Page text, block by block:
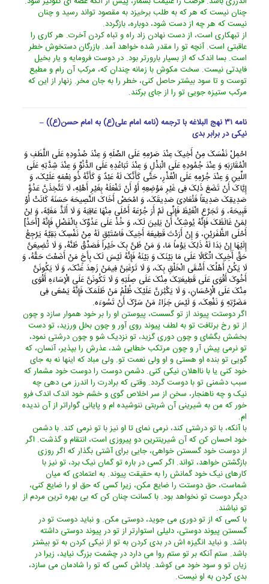
چنان نیست که هر که به طلب برخیزد به مقصود تواند رسید و چنان
نیست که هر چه از دست شود، دوباره، بازگردد.
از تبهکارى است، از دست نهادن زاد راه و تباه کردن آخرت. هر کارى را
عاقبتى است. آنچه تو را مقدر شده خواهد آمد. بازرگان دستخوش خطر
است. بسا اندک که از بسیار بارورتر بود. در دوست فرومایه و یار بخیل
فایدتى نیست. سخت مکوش با زمانه چندان که، مرکب آن رام و مطیع
توست و تا سود بیشتر حاصل کنى، خطر را به جان مخر. زنهار از این که
مرکب ستیزه جویى تو را از جاى برکند.
نامه ۳۱ نهج البلاغه با ترجمه (نامه امام علی(ع) به امام حسن(ع)) –
نیکی در برابر بدی
احْمِلْ نَفْسَکَ مِنْ أَخِیکَ عِنْدَ صَرْمِهِ عَلَى الصِّلَهِ وَ عِنْدَ صُدُودِهِ عَلَى اللَّطَفِ وَ
الْمُقَارَبَهِ وَ عِنْدَ جُمُودِهِ عَلَى الْبَذْلِ وَ عِنْدَ تَبَاعُدِهِ عَلَى الدُّنُوِّ وَ عِنْدَ شِدَّتِهِ عَلَى
اللِّینِ وَ عِنْدَ جُرْمِهِ عَلَى الْعُذْرِ، حَتَّى کَأَنَّکَ لَهُ عَبْدٌ وَ کَأَنَّهُ ذُو نِعْمَهٍ عَلَیْکَ، وَ
إِیَّاکَ أَنْ تَضَعَ ذَلِکَ فِی غَیْرِ مَوْضِعِهِ أَوْ أَنْ تَفْعَلَهُ بِغَیْرِ أَهْلِهِ، لَا تَتَّخِذَنَّ عَدُوَّ
صَدِیقِکَ صَدِیقاً فَتُعَادِیَ صَدِیقَکَ، وَ امْحَضْ أَخَاکَ النَّصِیحَهَ حَسَنَهً کَانَتْ أَوْ
قَبِیحَهً، وَ تَجَرَّعِ الْغَیْظَ فَإِنِّی لَمْ أَرَ جُرْعَهً أَحْلَى مِنْهَا عَاقِبَهً وَ لَا أَلَذَّ مَغَبَّهً، وَ لِنْ
لِمَنْ غَالَظَکَ فَإِنَّهُ یُوشِکُ أَنْ یَلِینَ لَکَ، وَ خُذْ عَلَى عَدُوِّکَ بِالْفَضْلِ فَإِنَّهُ [أَحَدُ]
أَحْلَى الظَّفَرَیْنِ، وَ إِنْ أَرَدْتَ قَطِیعَهَ أَخِیکَ فَاسْتَبْقِ لَهُ مِنْ نَفْسِکَ بَقِیَّهً یَرْجِعُ
إِلَیْهَا إِنْ بَدَا لَهُ ذَلِکَ یَوْماً مَا، وَ مَنْ ظَنَّ بِکَ خَیْراً فَصَدِّقْ ظَنَّهُ، وَ لَا تُضِیعَنَّ
حَقَّ أَخِیکَ اتِّکَالًا عَلَى مَا بَیْنَکَ وَ بَیْنَهُ فَإِنَّهُ لَیْسَ لَکَ بِأَخٍ مَنْ أَضَعْتَ حَقَّهُ، وَ
لَا یَکُنْ أَهْلُکَ أَشْقَى الْخَلْقِ بِکَ، وَ لَا تَرْغَبَنَّ فِیمَنْ زَهِدَ عَنْکَ، وَ لَا یَکُونَنَّ
أَخُوکَ أَقْوَى عَلَى قَطِیعَتِکَ مِنْکَ عَلَى صِلَتِهِ وَ لَا تَکُونَنَّ عَلَى الْإِسَاءَهِ أَقْوَى
مِنْکَ عَلَى الْإِحْسَانِ، وَ لَا یَکْبُرَنَّ عَلَیْکَ ظُلْمُ مَنْ ظَلَمَکَ فَإِنَّهُ یَسْعَى فِی
مَضَرَّتِهِ وَ نَفْعِکَ، وَ لَیْسَ جَزَاءُ مَنْ سَرَّکَ أَنْ تَسُوءَه.
اگر دوستت پیوند از تو گسست، پیوستن او را بر خود هموار سازد و چون
از تو رخ برتافت تو به لطف پیوند روى آور و چون بخل ورزید، تو دست
بخشش بگشاى و چون دورى گزید، تو نزدیک شو و چون درشتى نمود،
تو نرمى پیش آر و چون مرتکب خطایى شد، عذرش را بپذیر، آنسان، که
گویى تو بنده او هستى و او ولى نعمت تو. ولى مباد که اینها نه به جاى
خود کنى یا با نااهلان نیکى کنى. دشمن دوست را دوست خود مشمار که
سبب دشمنى تو با دوست گردد. وقتى که برادرت را اندرز مى دهى چه
نیک و چه ناهنجار، سخن از سر اخلاص گوى و خشم خود اندک اندک فرو
خور که من به شیرینى آن شربتى ننوشیده ام و پایانى گواراتر از آن ندیده
ام.
با آنکه، با تو درشتى کند، نرمى نماى تا او نیز با تو نرمى کند. با دشمن
خود احسان کن که آن شیرینترین دو پیروزى است، انتقام و گذشت. اگر
از دوست خود گسستن خواهى، جایى براى آشتى بگذار که اگر روزى
بازگشتن خواهد، تواند. اگر کسى در باره تو گمان نیک برد، تو نیز با
کارهاى نیک خود گمانش را به حقیقت پیوند. به اعتمادى که میان
شماست، حق دوستت را ضایع مکن، زیرا کسى که حق او را ضایع کنى،
دیگر دوست تو نخواهد بود. با کسانت چنان کن که بى بهره ترین مردم از
تو نباشند.
با کسى که از تو دورى مى جوید، دوستى مکن. و نباید دوست تو در
گسستن پیوند دوستى، دلیلى استوارتر از تو در پیوند دوستى داشته
باشد. و نباید انگیزه اش در بدى کردن به تو از نیکى کردن به تو بیشتر
باشد. ستم آنکه بر تو ستم روا مى دارد در چشمت بزرگ نیاید، زیرا در
زیان تو و سود خود مى کوشد. پاداش کسى که تو را شادمان مى سازد،
بدى کردن به او نیست.